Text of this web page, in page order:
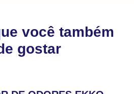
você também
gostar